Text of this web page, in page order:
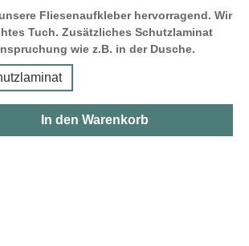
Fliesenaufkleber hervorragend. Wir
Tuch. Zusätzliches Schutzlaminat
wie z.B. in der Dusche.
gewünschten Wert ein
In den Warenkorb